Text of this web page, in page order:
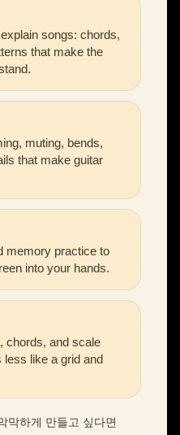
songs: chords,
that make the
muting, bends,
that make guitar
memory practice to
into your hands.
chords, and scale
like a grid and
막하게 만들고 싶다면